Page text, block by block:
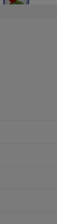
Sem Açúcar 45g